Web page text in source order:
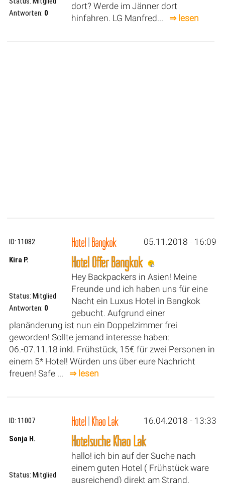
Antworten: 0
dort? Werde im Jänner dort
hinfahren. LG Manfred... ⇒ lesen
ID: 11082 Hotel|Bangkok 05.11.2018 - 16:09
Kira P.
Status: Mitglied
Antworten: 0
Hotel Offer Bangkok
Hey Backpackers in Asien! Meine
Freunde und ich haben uns für eine
Nacht ein Luxus Hotel in Bangkok
gebucht. Aufgrund einer
planänderung ist nun ein Doppelzimmer frei
geworden! Sollte jemand interesse haben:
06.-07.11.18 inkl. Frühstück, 15€ für zwei Personen in
einem 5* Hotel! Würden uns über eure Nachricht
freuen! Safe ... ⇒ lesen
ID: 11007 Hotel|Khao Lak 16.04.2018 - 13:33
Sonja H.
Status: Mitglied
Hotelsuche Khao Lak
hallo! ich bin auf der Suche nach
einem guten Hotel ( Frühstück ware
ausreichend) direkt am Strand.